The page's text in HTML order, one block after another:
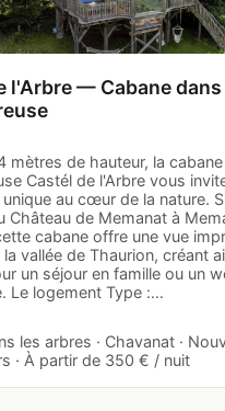
l'Arbre — Cabane dans
mètres de hauteur, la
Castél de l'Arbre vous
au cœur de la nature.
Château de Memanat à
cabane offre une vue
vallée de Thaurion, créant
un séjour en famille ou un
Le logement Type :…
les arbres · Chavanat ·
· À partir de 350 € / nuit